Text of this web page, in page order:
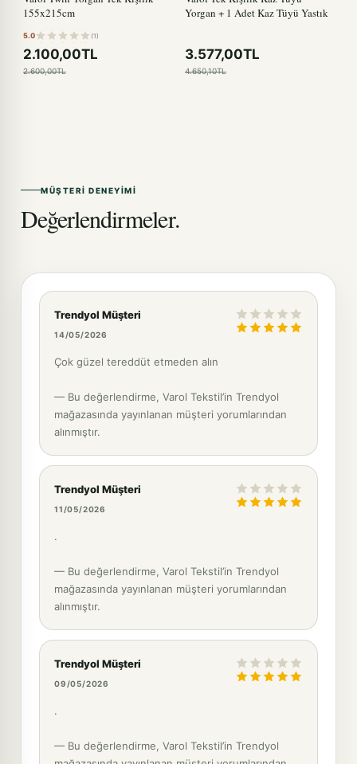
155x215cm
5.0 (1)
2.100,00TL
2.600,00TL
Yorgan + 1 Adet Kaz Tüyü Yastık
3.577,00TL
4.650,10TL
MÜŞTERI DENEYIMI
Değerlendirmeler.
Trendyol Müşteri
14/05/2026
Çok güzel tereddüt etmeden alın
— Bu değerlendirme, Varol Tekstil’in Trendyol
mağazasında yayınlanan müşteri yorumlarından
alınmıştır.
Trendyol Müşteri
11/05/2026
.
— Bu değerlendirme, Varol Tekstil’in Trendyol
mağazasında yayınlanan müşteri yorumlarından
alınmıştır.
Trendyol Müşteri
09/05/2026
.
— Bu değerlendirme, Varol Tekstil’in Trendyol